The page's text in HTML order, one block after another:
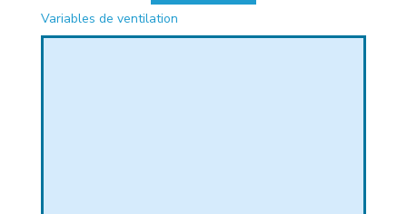
Variables de ventilation